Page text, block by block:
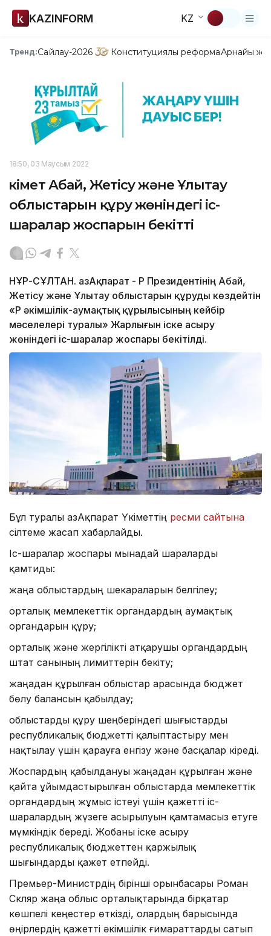
KAZINFORM KZ
Тренд:Сайлау-2026 Конституциялық реформаАрнайы
18:50, 03 Маусым 2022
Үкімет Абай, Жетісу және Ұлытау
облыстарын құру жөніндегі іс-
шаралар жоспарын бекітті
НҰР-СҰЛТАН. ҚазАқпарат - ҚР Президентінің Абай,
Жетісу және Ұлытау облыстарын құруды көздейтін
«ҚР әкімшілік-аумақтық құрылысының кейбір
мәселелері туралы» Жарлығын іске асыру
жөніндегі іс-шаралар жоспары бекітілді.
Бұл туралы ҚазАқпарат Үкіметтің ресми сайтына
сілтеме жасап хабарлайды.
Іс-шаралар жоспары мынадай шараларды
қамтиды:
жаңа облыстардың шекараларын белгілеу;
орталық мемлекеттік органдардың аумақтық
органдарын құру;
орталық және жергілікті атқарушы органдардың
штат санының лимиттерін бекіту;
жаңадан құрылған облыстар арасында бюджет
бөлу балансын қабылдау;
облыстарды құру шеңберіндегі шығыстарды
республикалық бюджетті қалыптастыру мен
нақтылау үшін қарауға енгізу және басқалар кіреді.
Жоспардың қабылдануы жаңадан құрылған және
қайта ұйымдастырылған облыстарда мемлекеттік
органдардың жұмыс істеуі үшін қажетті іс-
шаралардың жүзеге асырылуын қамтамасыз етуге
мүмкіндік береді. Жобаны іске асыру
республикалық бюджеттен қаржылық
шығындарды қажет етпейді.
Премьер-Министрдің бірінші орынбасары Роман
Скляр жаңа облыс орталықтарында бірқатар
көшпелі кеңестер өткізді, олардың барысында
өңірлердің қажетті әкімшілік ғимараттарды сатып